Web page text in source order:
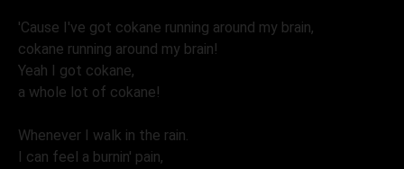
'Cause I've got cokane running around my brain,
cokane running around my brain!
Yeah I got cokane,
a whole lot of cokane!
Whenever I walk in the rain.
I can feel a burnin' pain,